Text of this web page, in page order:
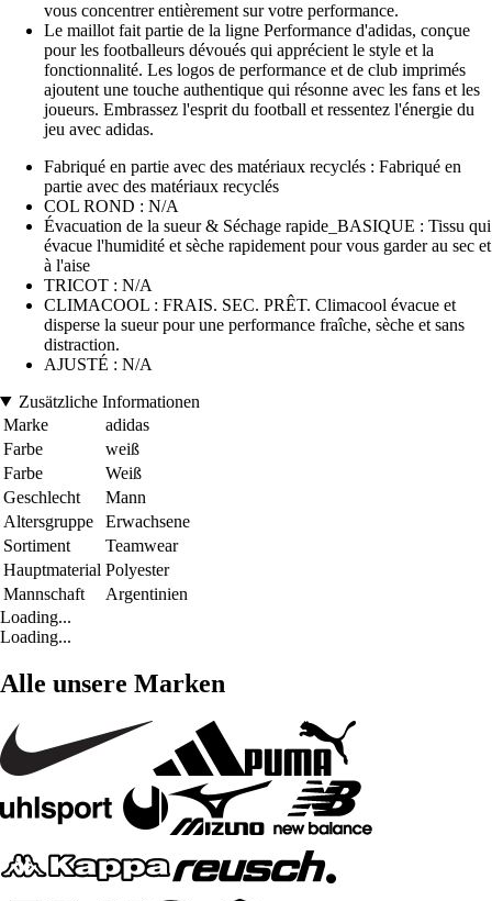
vous concentrer entièrement sur votre performance.
Le maillot fait partie de la ligne Performance d'adidas, conçue
pour les footballeurs dévoués qui apprécient le style et la
fonctionnalité. Les logos de performance et de club imprimés
ajoutent une touche authentique qui résonne avec les fans et les
joueurs. Embrassez l'esprit du football et ressentez l'énergie du
jeu avec adidas.
Fabriqué en partie avec des matériaux recyclés : Fabriqué en
partie avec des matériaux recyclés
COL ROND : N/A
Évacuation de la sueur & Séchage rapide_BASIQUE : Tissu qui
évacue l'humidité et sèche rapidement pour vous garder au sec et
à l'aise
TRICOT : N/A
CLIMACOOL : FRAIS. SEC. PRÊT. Climacool évacue et
disperse la sueur pour une performance fraîche, sèche et sans
distraction.
AJUSTÉ : N/A
Zusätzliche Informationen
Marke
adidas
Farbe
weiß
Farbe
Weiß
Geschlecht
Mann
Altersgruppe
Erwachsene
Sortiment
Teamwear
Hauptmaterial Polyester
Mannschaft
Argentinien
Loading...
Loading...
Alle unsere Marken